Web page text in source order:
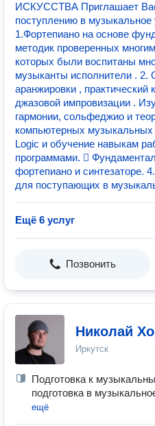
ИСКУССТВА Приглашает Вас
поступлению в
1.Фортепиано на основе
методик проверенных
которых были воспитаны
музыканты исполнители . 2.
аранжировки , практический
джазовой импровизации .
гармонии, сольфеджио и
компьютерных музыкальных
Logic и обучение навыкам
программами. 
фортепиано и синтезаторе.
для поступающих в
Ещё 6 услуг
Позвонить
Николай
Иркутск
Подготовка к
подготовка в
ещё